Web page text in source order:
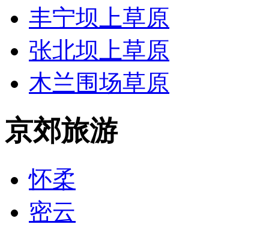
丰宁坝上草原
张北坝上草原
木兰围场草原
京郊旅游
怀柔
密云